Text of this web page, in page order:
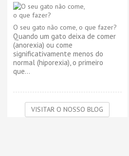
O seu gato não come, o que fazer?
Quando um gato deixa de comer
(anorexia) ou come
significativamente menos do
normal (hiporexia), o primeiro
que...
VISITAR O NOSSO BLOG